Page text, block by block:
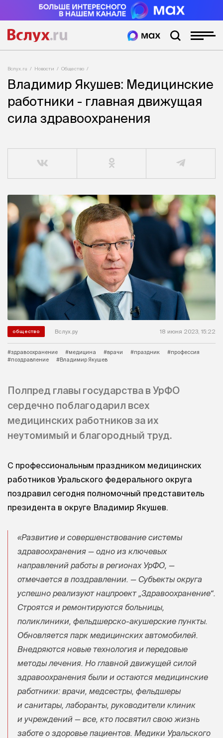
Вслух.ru Новости Общество
Владимир Якушев: Медицинские
работники - главная движущая
сила здравоохранения
общество Вслух.ру 18 июня 2023, 15:22
#здравоохранение #медицина #врачи #праздник
#профессия
#поздравление
#Владимир Якушев
Полпред главы государства в УрФО
сердечно поблагодарил всех
медицинских работников за их
неутомимый и благородный труд.
С профессиональным праздником медицинских
работников Уральского федерального округа
поздравил сегодня полномочный представитель
президента в округе Владимир Якушев.
«Развитие и совершенствование системы
здравоохранения — одно из ключевых
направлений работы в регионах УрФО, —
отмечается в поздравлении. — Субъекты округа
успешно реализуют нацпроект „Здравоохранение“.
Строятся и ремонтируются больницы,
поликлиники, фельдшерско-акушерские пункты.
Обновляется парк медицинских автомобилей.
Внедряются новые технология и передовые
методы лечения. Но главной движущей силой
здравоохранения были и остаются медицинские
работники: врачи, медсестры, фельдшеры
и санитары, лаборанты, руководители клиник
и учреждений — все, кто посвятил свою жизнь
заботе о здоровье пациентов. Медики Уральского